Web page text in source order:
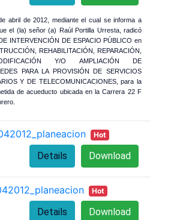
abril de 2012, mediante el cual se informa a
el (la) señor (a) Raúl Portilla Urresta, radicó
INTERVENCIÓN DE ESPACIO PÚBLICO en
REHABILITACIÓN, REPARACIÓN,
Y/O AMPLIACIÓN DE
PARA LA PROVISIÓN DE SERVICIOS
Y DE TELECOMUNICACIONES, para la
de acueducto ubicada en la Carrera 22 F
Hot
Download
Details
Hot
Download
Details